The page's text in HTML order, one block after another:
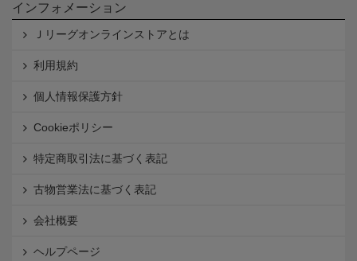
インフォメーション
Ｊリーグオンラインストアとは
利用規約
個人情報保護方針
Cookieポリシー
特定商取引法に基づく表記
古物営業法に基づく表記
会社概要
ヘルプページ